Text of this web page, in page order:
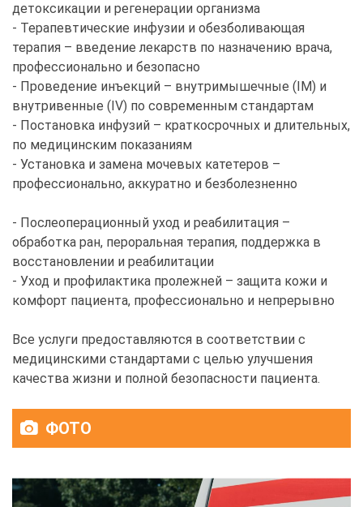
детоксикации и регенерации организма
- Терапевтические инфузии и обезболивающая
терапия – введение лекарств по назначению врача,
профессионально и безопасно
- Проведение инъекций – внутримышечные (IM) и
внутривенные (IV) по современным стандартам
- Постановка инфузий – краткосрочных и длительных,
по медицинским показаниям
- Установка и замена мочевых катетеров –
профессионально, аккуратно и безболезненно
- Послеоперационный уход и реабилитация –
обработка ран, пероральная терапия, поддержка в
восстановлении и реабилитации
- Уход и профилактика пролежней – защита кожи и
комфорт пациента, профессионально и непрерывно
Все услуги предоставляются в соответствии с
медицинскими стандартами с целью улучшения
качества жизни и полной безопасности пациента.
ФОТО